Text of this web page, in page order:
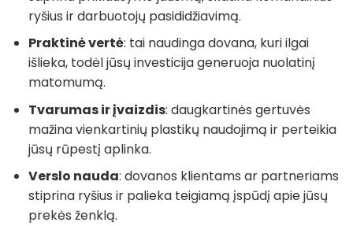
ryšius ir darbuotojų pasididžiavimą.
Praktinė vertė: tai naudinga dovana, kuri ilgai
išlieka, todėl jūsų investicija generuoja nuolatinį
matomumą.
Tvarumas ir įvaizdis: daugkartinės gertuvės
mažina vienkartinių plastikų naudojimą ir perteikia
jūsų rūpestį aplinka.
Verslo nauda: dovanos klientams ar partneriams
stiprina ryšius ir palieka teigiamą įspūdį apie jūsų
prekės ženklą.